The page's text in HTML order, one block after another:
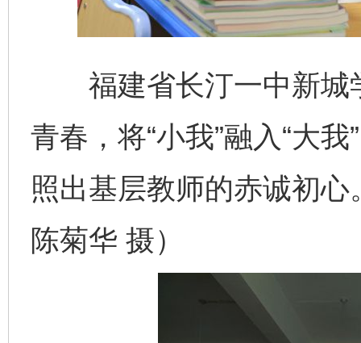
福建省长汀一中新城
青春，将“小我”融入“大
照出基层教师的赤诚初
陈菊华 摄）